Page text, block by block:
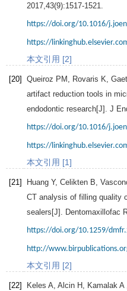
2017 43(9):1517-1521.
https://doi.org/10.1016/
https://
本文引用 [2]
[20] Queiroz PM Rovaris K
artifact reduction tools in
endodontic research[J]. J
https://doi.org/10.1016/
https://
本文引用 [1]
[21] Huang Y, Celikten B
CT analysis of filling quality
sealers[J]. Dentomaxillofac
https://doi.org/10.1259/
http://
本文引用 [2]
[22] Keles A Alcin H Kamalak A